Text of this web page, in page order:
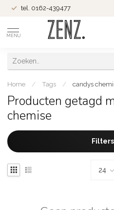
tel. 0162-439477
MENU
Home / Tags / candys
Producten getagd
chemise
Filters